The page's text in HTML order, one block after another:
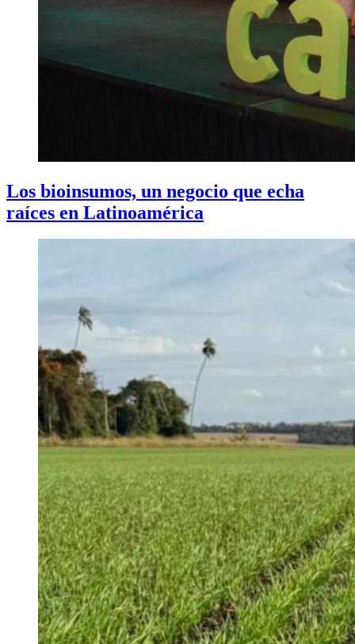
Los bioinsumos, un negocio que echa
raíces en Latinoamérica